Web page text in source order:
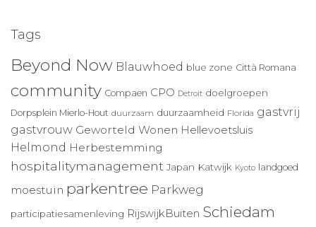
Tags
Beyond Now Blauwhoed blue zone Città Romana
community Compaen CPO Detroit doelgroepen
Dorpsplein Mierlo-Hout duurzaam duurzaamheid Florida gastvrij
gastvrouw Geworteld Wonen Hellevoetsluis
Helmond Herbestemming
hospitalitymanagement Japan Katwijk Kyoto landgoed
moestuin parkentree Parkweg
participatiesamenleving RijswijkBuiten Schiedam